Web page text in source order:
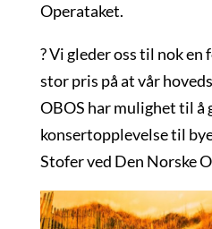
Operataket.
? Vi gleder oss til nok
stor pris på at vår
OBOS har mulighet til å
konsertopplevelse til
Stofer ved Den Norske